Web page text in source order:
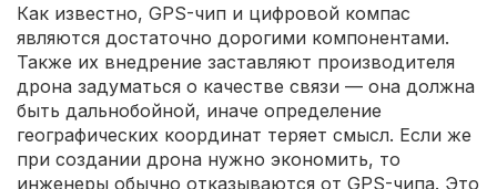
Как известно, GPS-чип и цифровой компас
являются достаточно дорогими компонентами.
Также их внедрение заставляют производителя
дрона задуматься о качестве связи — она должна
быть дальнобойной, иначе определение
географических координат теряет смысл. Если же
при создании дрона нужно экономить, то
инженеры обычно отказываются от GPS-чипа. Это